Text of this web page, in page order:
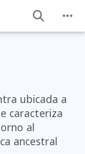
ubicada a
caracteriza
al
ancestral